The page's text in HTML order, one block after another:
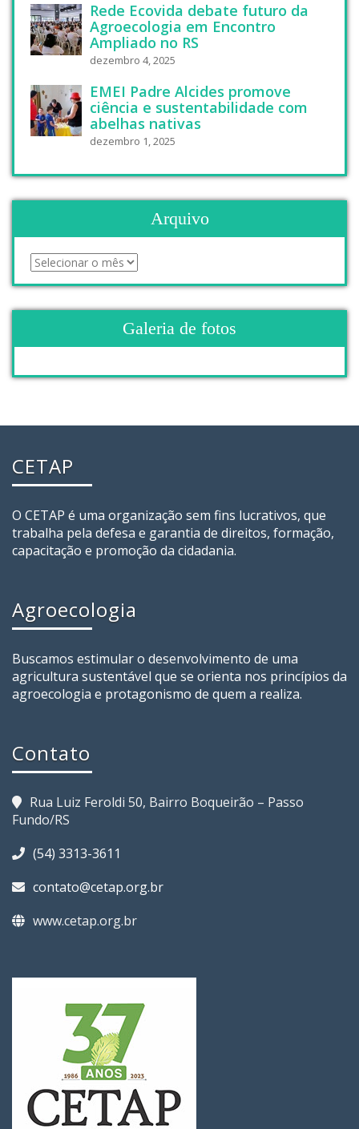
Rede Ecovida debate futuro da
Agroecologia em Encontro
Ampliado no RS
dezembro 4, 2025
EMEI Padre Alcides promove
ciência e sustentabilidade com
abelhas nativas
dezembro 1, 2025
Arquivo
Galeria de fotos
CETAP
O CETAP é uma organização sem fins lucrativos, que
trabalha pela defesa e garantia de direitos, formação,
capacitação e promoção da cidadania.
Agroecologia
Buscamos estimular o desenvolvimento de uma
agricultura sustentável que se orienta nos princípios da
agroecologia e protagonismo de quem a realiza.
Contato
Rua Luiz Feroldi 50, Bairro Boqueirão – Passo
Fundo/RS
(54) 3313-3611
contato@cetap.org.br
www.cetap.org.br